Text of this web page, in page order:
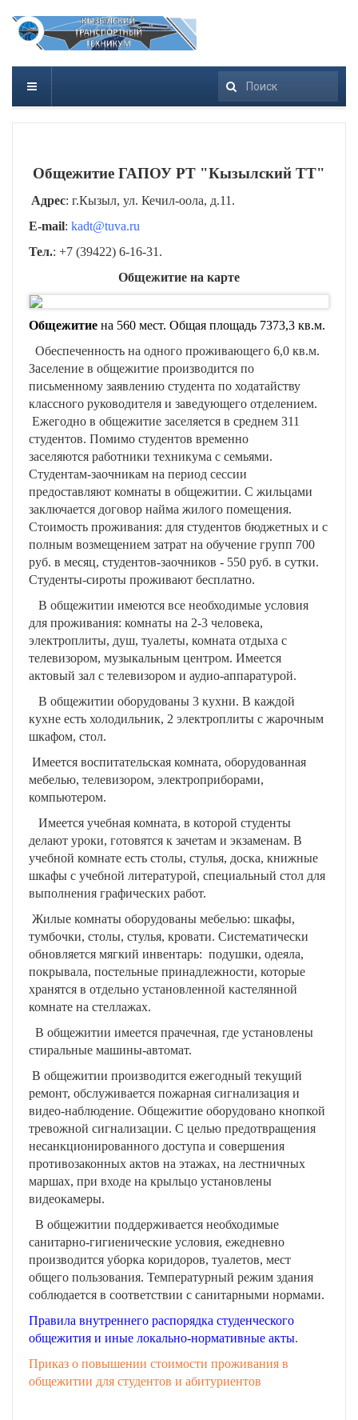
Искать...
Общежитие ГАПОУ РТ "Кызылский ТТ"
Адрес: г.Кызыл, ул. Кечил-оола, д.11.
E-mail: kadt@tuva.ru
Тел.: +7 (39422) 6-16-31.
Общежитие на карте
Общежитие на 560 мест. Общая площадь 7373,3 кв.м.
Обеспеченность на одного проживающего 6,0 кв.м.
Заселение в общежитие производится по
письменному заявлению студента по ходатайству
классного руководителя и заведующего отделением.
Ежегодно в общежитие заселяется в среднем 311
студентов. Помимо студентов временно
заселяются работники техникума с семьями.
Студентам-заочникам на период сессии
предоставляют комнаты в общежитии. С жильцами
заключается договор найма жилого помещения.
Стоимость проживания: для студентов бюджетных и с
полным возмещением затрат на обучение групп 700
руб. в месяц, студентов-заочников - 550 руб. в сутки.
Студенты-сироты проживают бесплатно.
В общежитии имеются все необходимые условия
для проживания: комнаты на 2-3 человека,
электроплиты, душ, туалеты, комната отдыха с
телевизором, музыкальным центром. Имеется
актовый зал с телевизором и аудио-аппаратурой.
В общежитии оборудованы 3 кухни. В каждой
кухне есть холодильник, 2 электроплиты с жарочным
шкафом, стол.
Имеется воспитательская комната, оборудованная
мебелью, телевизором, электроприборами,
компьютером.
Имеется учебная комната, в которой студенты
делают уроки, готовятся к зачетам и экзаменам. В
учебной комнате есть столы, стулья, доска, книжные
шкафы с учебной литературой, специальный стол для
выполнения графических работ.
Жилые комнаты оборудованы мебелью: шкафы,
тумбочки, столы, стулья, кровати. Систематически
обновляется мягкий инвентарь: подушки, одеяла,
покрывала, постельные принадлежности, которые
хранятся в отдельно установленной кастелянной
комнате на стеллажах.
В общежитии имеется прачечная, где установлены
стиральные машины-автомат.
В общежитии производится ежегодный текущий
ремонт, обслуживается пожарная сигнализация и
видео-наблюдение. Общежитие оборудовано кнопкой
тревожной сигнализации. С целью предотвращения
несанкционированного доступа и совершения
противозаконных актов на этажах, на лестничных
маршах, при входе на крыльцо установлены
видеокамеры.
В общежитии поддерживается необходимые
санитарно-гигиенические условия, ежедневно
производится уборка коридоров, туалетов, мест
общего пользования. Температурный режим здания
соблюдается в соответствии с санитарными нормами.
Правила внутреннего распорядка студенческого
общежития и иные локально-нормативные акты.
Приказ о повышении стоимости проживания в
общежитии для студентов и абитуриентов